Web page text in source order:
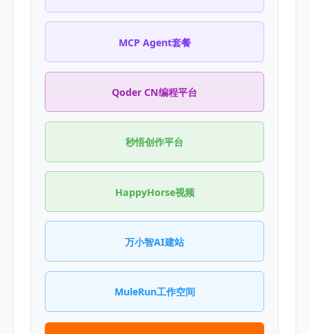
MCP Agent套餐
Qoder CN编程平台
秒悟创作平台
HappyHorse视频
万小智AI建站
MuleRun工作空间